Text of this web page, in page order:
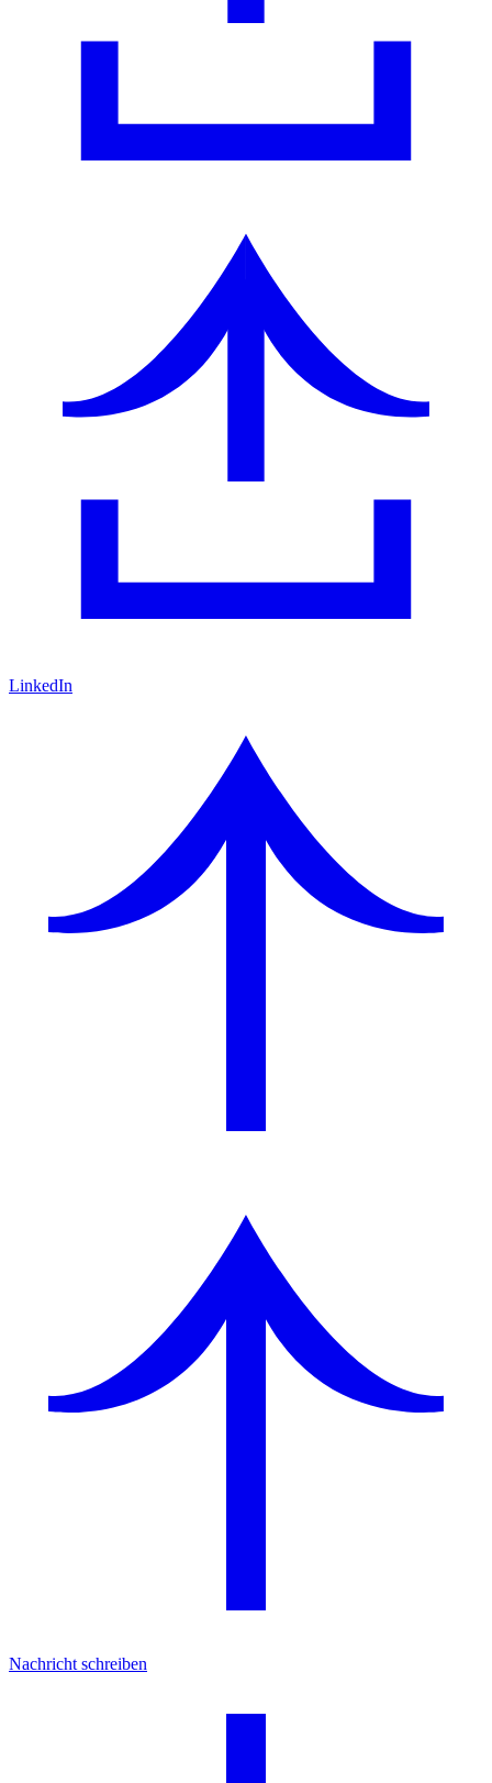
LinkedIn
Nachricht schreiben